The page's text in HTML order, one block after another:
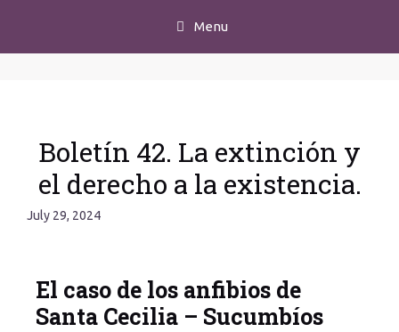
Menu
Boletín 42. La extinción y
el derecho a la existencia.
July 29, 2024
El caso de los anfibios de
Santa Cecilia – Sucumbíos